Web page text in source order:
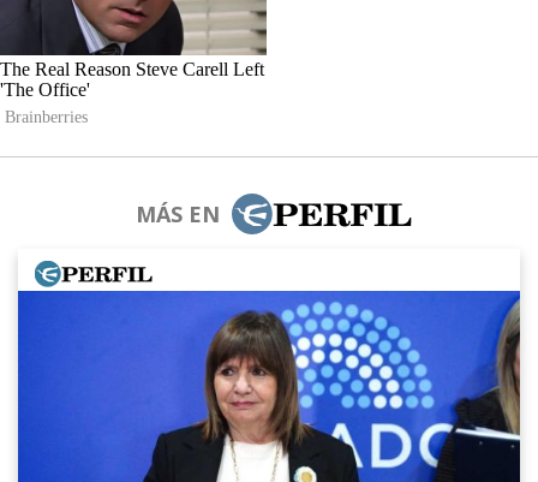
MÁS EN